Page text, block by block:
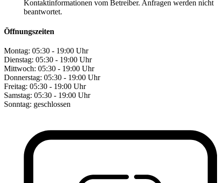
Kontaktinformationen vom Betreiber. Anfragen werden nicht
beantwortet.
Öffnungszeiten
Montag: 05:30 - 19:00 Uhr
Dienstag: 05:30 - 19:00 Uhr
Mittwoch: 05:30 - 19:00 Uhr
Donnerstag: 05:30 - 19:00 Uhr
Freitag: 05:30 - 19:00 Uhr
Samstag: 05:30 - 19:00 Uhr
Sonntag: geschlossen